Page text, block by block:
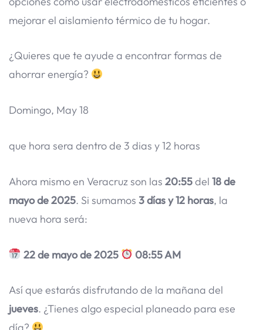
mejorar el aislamiento térmico de tu hogar.
¿Quieres que te ayude a encontrar formas de
ahorrar energía?
Domingo, May 18
que hora sera dentro de 3 dias y 12 horas
Ahora mismo en Veracruz son las 20:55del 18 de
mayo de 2025. Si sumamos 3 días y 12 horas, la
nueva hora será:
22 de mayo de 2025 08:55 AM
Así que estarás disfrutando de la mañana del
jueves. ¿Tienes algo especial planeado para ese